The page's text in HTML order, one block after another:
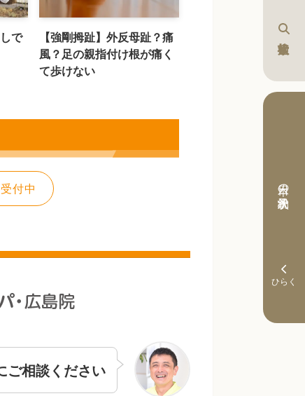
本日の予約状況
で
【強剛拇趾】外反母趾？痛
風？足の親指付け根が痛く
て歩けない
付中
ご相談ください